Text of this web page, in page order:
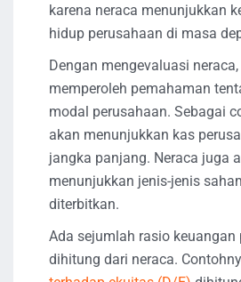
karena neraca menunjukkan
hidup perusahaan di masa
Dengan mengevaluasi
memperoleh pemahaman
modal perusahaan. Sebagai
akan menunjukkan kas
jangka panjang. Neraca juga
menunjukkan jenis-jenis
diterbitkan.
Ada sejumlah rasio keuangan
dihitung dari neraca.